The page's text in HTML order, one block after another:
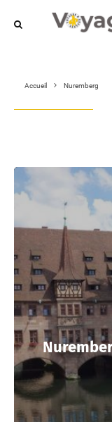
Accueil Nuremberg